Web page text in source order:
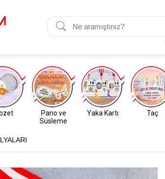
Pano ve
Süsleme
Yaka Kartı Taç